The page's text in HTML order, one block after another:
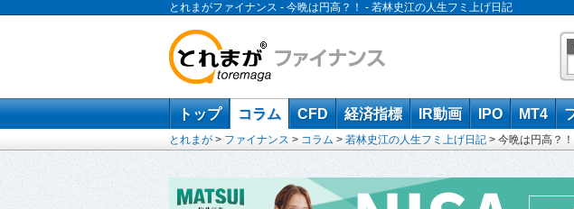
とれまがファイナンス - 今晩は円高？！ - 若林史江の人生フミ上げ日記
トップ コラム CFD 経済指標 IR動画 IPO MT4
とれまが > ファイナンス > コラム > 若林史江の人生フミ上げ日記 > 今晩は円高？！